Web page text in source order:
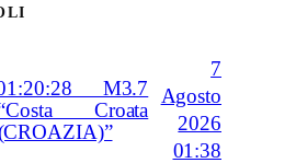
M3.7
Croata
7
Agosto
2026
01:38